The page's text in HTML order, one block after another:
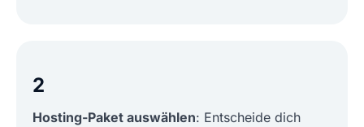
2
Hosting-Paket auswählen: Entscheide dich